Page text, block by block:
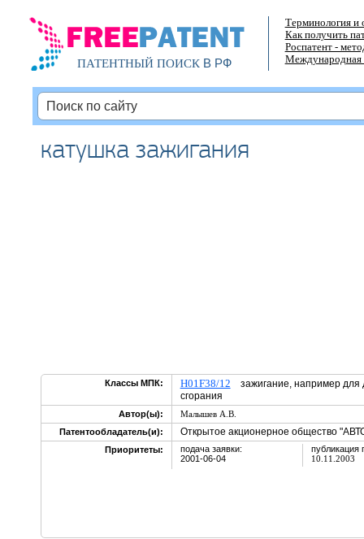
ПАТЕНТНЫЙ ПОИСКВ РФ
Терминология и
Как получить
Роспатент -
Международная
катушка зажигания
Классы МПК: H01F38/12 зажигание, например для
сгорания
Автор(ы):
Малышев А.В.
Патентообладатель(и):
Открытое акционерное общество
Приоритеты:
подача заявки:
2001-06-04
публикация
10.11.2003